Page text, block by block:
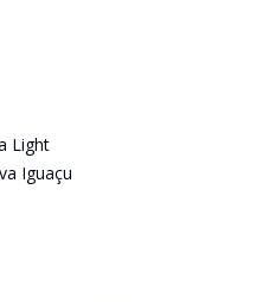
Light
Iguaçu